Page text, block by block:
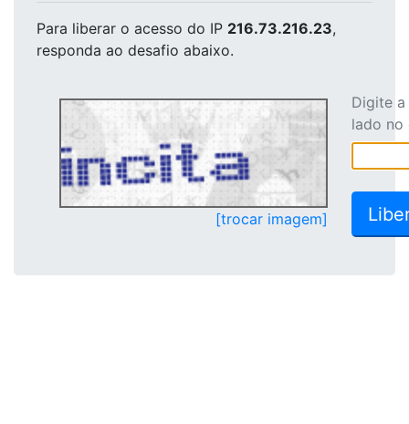
Para liberar o acesso do IP 216.73.216.23,
responda ao desafio abaixo.
[trocar imagem]
Digite
lado no